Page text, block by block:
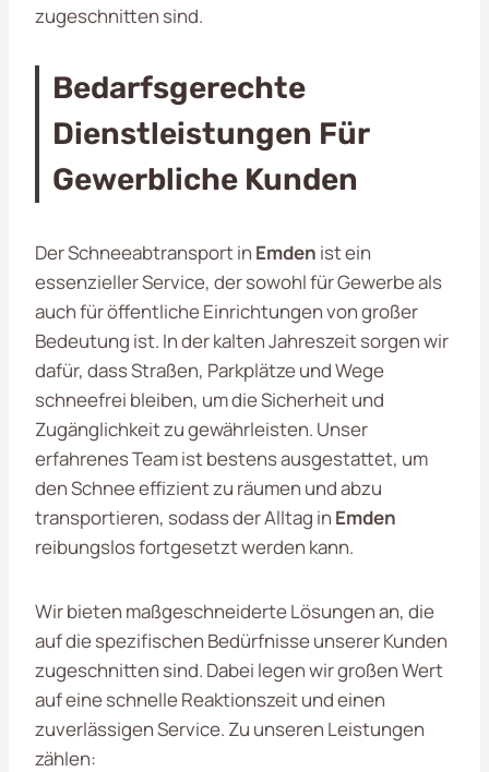
zugeschnitten sind.
Bedarfsgerechte
Dienstleistungen Für
Gewerbliche Kunden
Der Schneeabtransport in Emden ist ein
essenzieller Service, der sowohl für Gewerbe als
auch für öffentliche Einrichtungen von großer
Bedeutung ist. In der kalten Jahreszeit sorgen wir
dafür, dass Straßen, Parkplätze und Wege
schneefrei bleiben, um die Sicherheit und
Zugänglichkeit zu gewährleisten. Unser
erfahrenes Team ist bestens ausgestattet, um
den Schnee effizient zu räumen und abzu
transportieren, sodass der Alltag in Emden
reibungslos fortgesetzt werden kann.
Wir bieten maßgeschneiderte Lösungen an, die
auf die spezifischen Bedürfnisse unserer Kunden
zugeschnitten sind. Dabei legen wir großen Wert
auf eine schnelle Reaktionszeit und einen
zuverlässigen Service. Zu unseren Leistungen
zählen: